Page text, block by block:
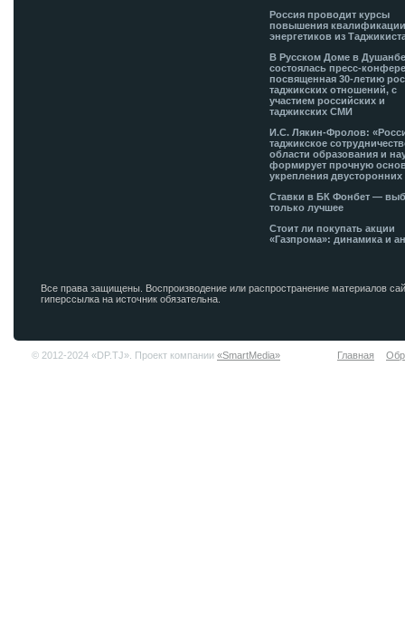
Россия проводит курсы
повышения
энергетиков из
В Русском Доме в
состоялась пресс-
посвященная 30-летию
таджикских отношений, с
участием российских и
таджикских СМИ
И.С. Лякин-Фролов:
таджикское
области образования и
формирует прочную
укрепления двусторонних
Ставки в БК Фонбет —
только лучшее
Стоит ли покупать акции
«Газпрома»: динамика и
Все права защищены. Воспроизводение или распространение материалов
гиперссылка на источник обязательна.
© 2012-2024 «DP.TJ». Проект компании «SmartMedia» Главная